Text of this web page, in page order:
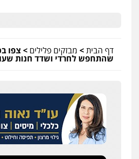
דף הבית> מבזקים פלילים >צפו
שהתחפש לחרדי ושדד חנות